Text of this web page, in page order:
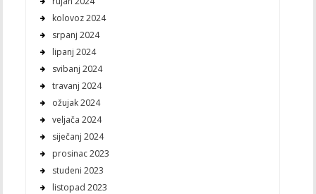
kolovoz 2024
srpanj 2024
lipanj 2024
svibanj 2024
travanj 2024
ožujak 2024
veljača 2024
siječanj 2024
prosinac 2023
studeni 2023
listopad 2023